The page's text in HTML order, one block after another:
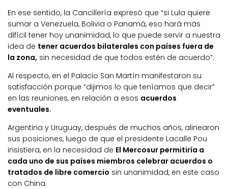
En ese sentido, la Cancillería expresó que “si Lula quiere
sumar a Venezuela, Bolivia o Panamá, eso hará más
difícil tener hoy unanimidad, lo que puede servir a nuestra
idea de tener acuerdos bilaterales con países fuera de
la zona, sin necesidad de que todos estén de acuerdo”.
Al respecto, en el Palacio San Martín manifestaron su
satisfacción porque “dijimos lo que teníamos que decir”
en las reuniones, en relación a esos acuerdos
eventuales.
Argentina y Uruguay, después de muchos años, alinearon
sus posiciones, luego de que el presidente Lacalle Pou
insistiera, en la necesidad de El Mercosur permitiría a
cada uno de sus países miembros celebrar acuerdos o
tratados de libre comercio sin unanimidad, en este caso
con China.